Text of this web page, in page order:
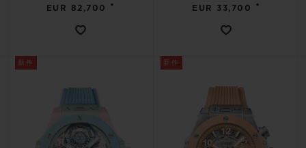
EUR 82,700 • EUR 33,700 •
新作 新作
お問い合わせ